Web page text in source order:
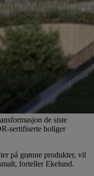
de siste
sertifiserte boliger
på grønne produkter, vil
forteller Ekelund.